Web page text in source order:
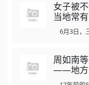
女子被
当地常有
6月3日，
周如南
——地方